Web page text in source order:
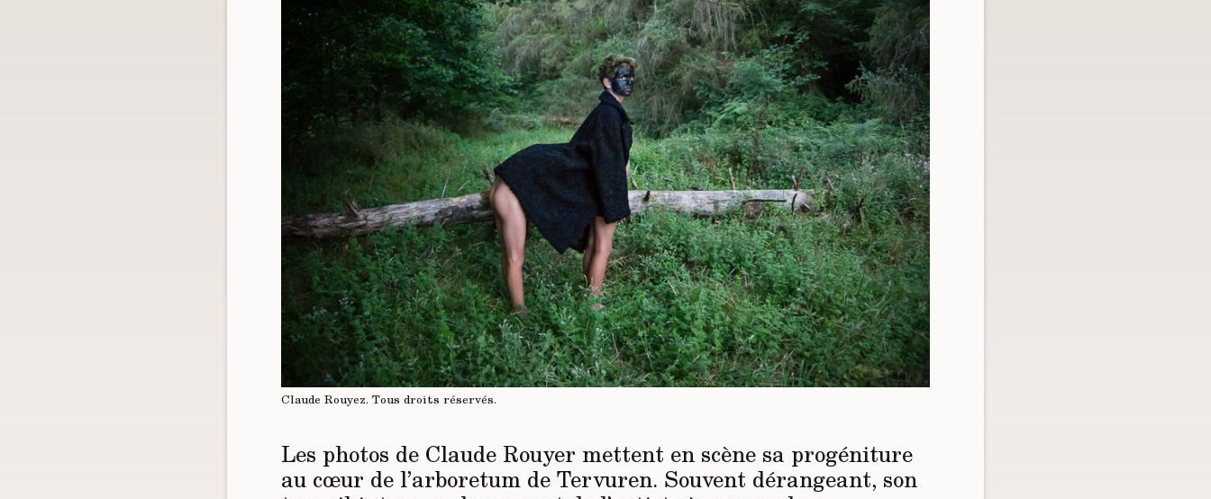
Claude Rouyez. Tous droits réservés.
Les photos de Claude Rouyer mettent en scène sa progéniture
au cœur de l’arboretum de Tervuren. Souvent dérangeant, son